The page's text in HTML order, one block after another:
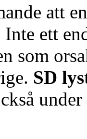
att
ett
som
SD